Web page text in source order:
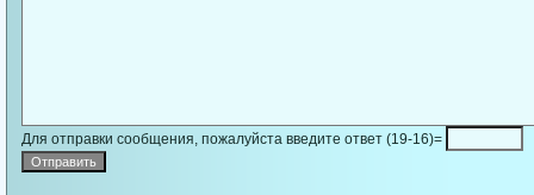
Для отправки сообщения, пожалуйста введите ответ (19-16)=